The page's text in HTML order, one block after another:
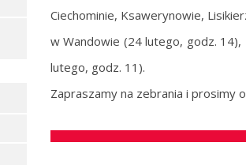
Ciechominie, Ksawerynowie,
w Wandowie (24 lutego, godz.
lutego, godz. 11).
Zapraszamy na zebrania i prosimy